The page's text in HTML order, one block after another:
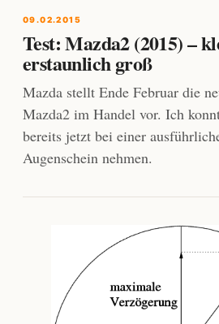
09.02.2015
Test: Mazda2 (2015) –
erstaunlich groß
Mazda stellt Ende Februar die
Mazda2 im Handel vor. Ich
bereits jetzt bei einer
Augenschein nehmen.